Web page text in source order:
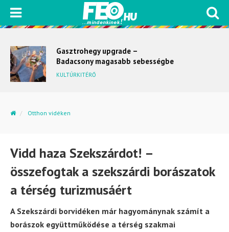
Gasztrohegy upgrade –
Badacsony magasabb sebességbe
kapcsol
KULTÚRKITÉRŐ
Otthon vidéken
Vidd haza Szekszárdot! –
összefogtak a szekszárdi borászatok
a térség turizmusáért
A Szekszárdi borvidéken már hagyománynak számít a
borászok együttműködése a térség szakmai